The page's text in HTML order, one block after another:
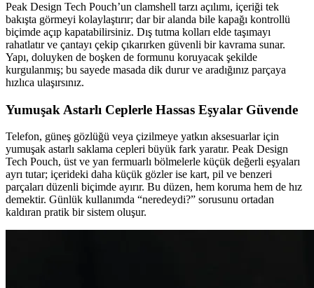
Peak Design Tech Pouch’un clamshell tarzı açılımı, içeriği tek
bakışta görmeyi kolaylaştırır; dar bir alanda bile kapağı kontrollü
biçimde açıp kapatabilirsiniz. Dış tutma kolları elde taşımayı
rahatlatır ve çantayı çekip çıkarırken güvenli bir kavrama sunar.
Yapı, doluyken de boşken de formunu koruyacak şekilde
kurgulanmış; bu sayede masada dik durur ve aradığınız parçaya
hızlıca ulaşırsınız.
Yumuşak Astarlı Ceplerle Hassas Eşyalar Güvende
Telefon, güneş gözlüğü veya çizilmeye yatkın aksesuarlar için
yumuşak astarlı saklama cepleri büyük fark yaratır. Peak Design
Tech Pouch, üst ve yan fermuarlı bölmelerle küçük değerli eşyaları
ayrı tutar; içerideki daha küçük gözler ise kart, pil ve benzeri
parçaları düzenli biçimde ayırır. Bu düzen, hem koruma hem de hız
demektir. Günlük kullanımda “neredeydi?” sorusunu ortadan
kaldıran pratik bir sistem oluşur.